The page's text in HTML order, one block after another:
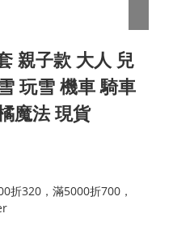
親子款 大人 兒
玩雪 機車 騎車
魔法 現貨
折320，滿5000折700，